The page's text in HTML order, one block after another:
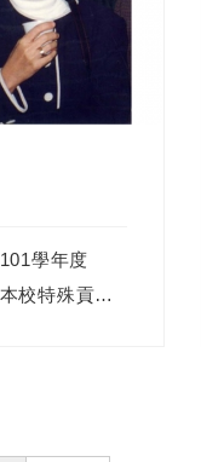
101學年度
本校特殊貢獻類